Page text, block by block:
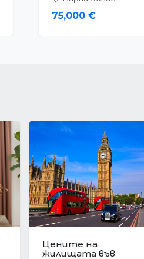
Защо да изберете